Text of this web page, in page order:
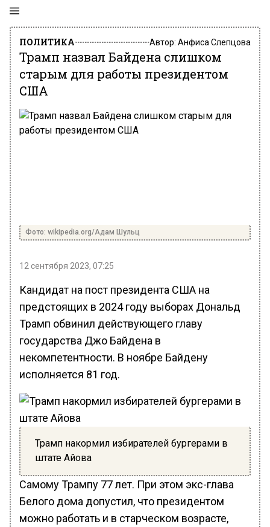
ПОЛИТИКА Автор: Анфиса Слепцова
Трамп назвал Байдена слишком
старым для работы президентом
США
Фото: wikipedia.org/Адам Шульц
12 сентября 2023, 07:25
Кандидат на пост президента США на
предстоящих в 2024 году выборах Дональд
Трамп обвинил действующего главу
государства Джо Байдена в
некомпетентности. В ноябре Байдену
исполняется 81 год.
Трамп накормил избирателей бургерами в
штате Айова
Самому Трампу 77 лет. При этом экс-глава
Белого дома допустил, что президентом
можно работать и в старческом возрасте,